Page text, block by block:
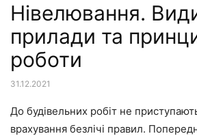
Нівелювання.
прилади та
роботи
31.12.2021
До будівельних робіт не
врахування безлічі правил.